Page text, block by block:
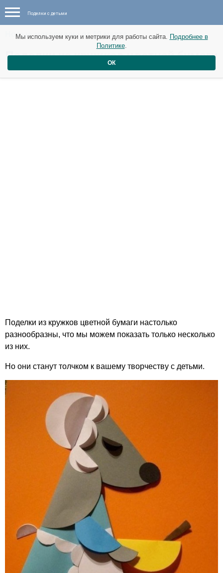
Поделки с детьми
Новые материалы от 10 марта
Поделки из кружков цветной бумаги
Поделки из кружков цветной бумаги настолько
разнообразны, что мы можем показать только несколько
из них.
Но они станут толчком к вашему творчеству с детьми.
Мы используем куки и метрики для работы сайта. Подробнее в
Политике.
ОК